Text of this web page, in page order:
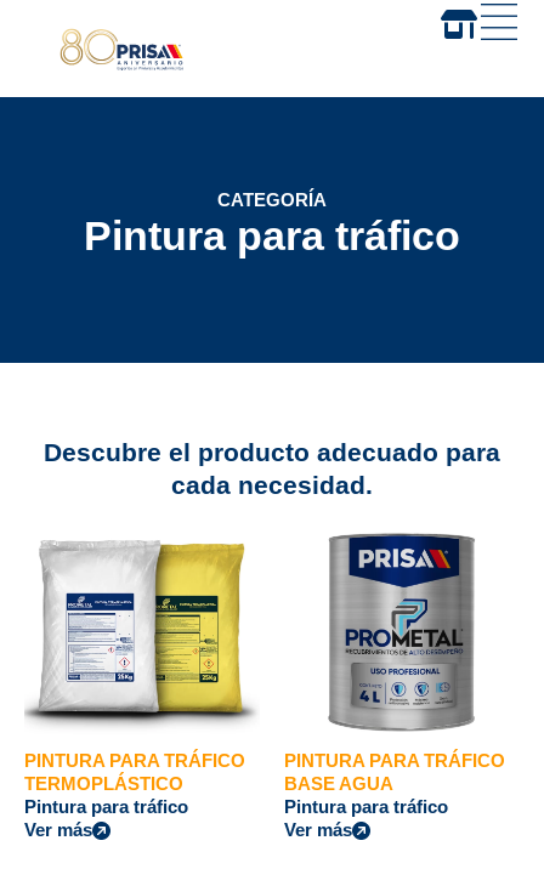
CATEGORÍA
Pintura para tráfico
Descubre el producto adecuado para
cada necesidad.
PINTURA PARA TRÁFICO
TERMOPLÁSTICO
Pintura para tráfico
Ver más
PINTURA PARA TRÁFICO
BASE AGUA
Pintura para tráfico
Ver más